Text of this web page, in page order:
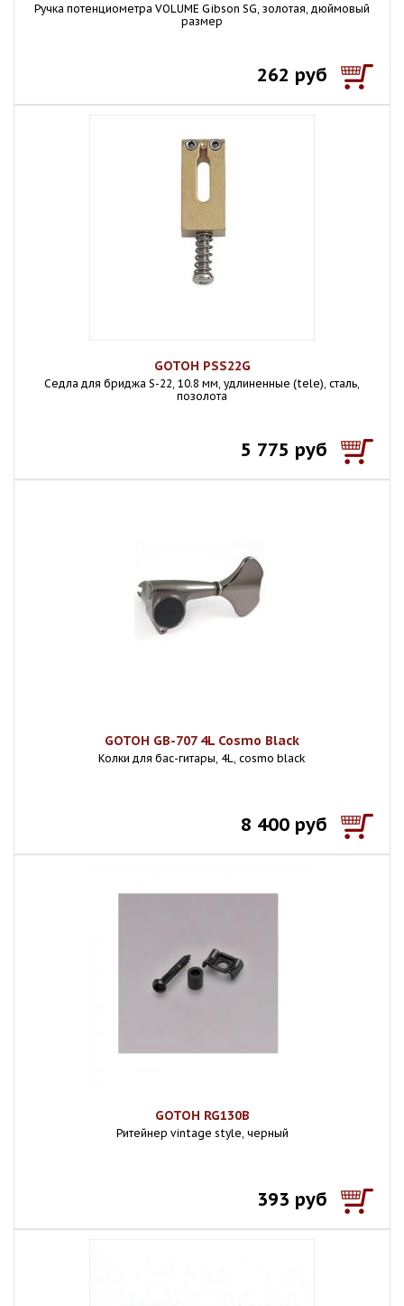
Ручка потенциометра VOLUME Gibson SG, золотая, дюймовый
размер
262 руб
GOTOH PSS22G
Седла для бриджа S-22, 10.8 мм, удлиненные (tele), сталь,
позолота
5 775 руб
GOTOH GB-707 4L Cosmo Black
Колки для бас-гитары, 4L, cosmo black
8 400 руб
GOTOH RG130B
Ритейнер vintage style, черный
393 руб